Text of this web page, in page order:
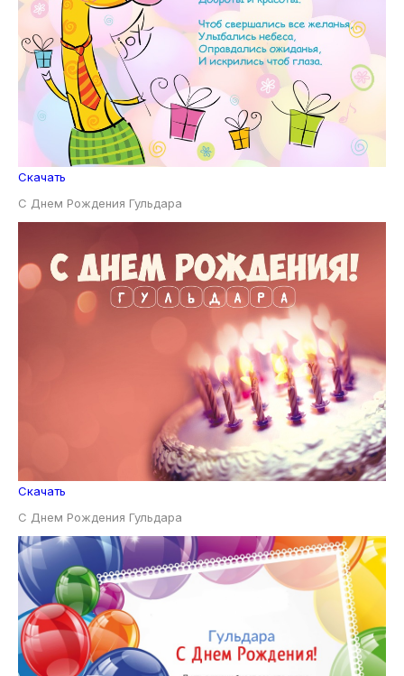
Скачать
С Днем Рождения Гульдара
Скачать
С Днем Рождения Гульдара